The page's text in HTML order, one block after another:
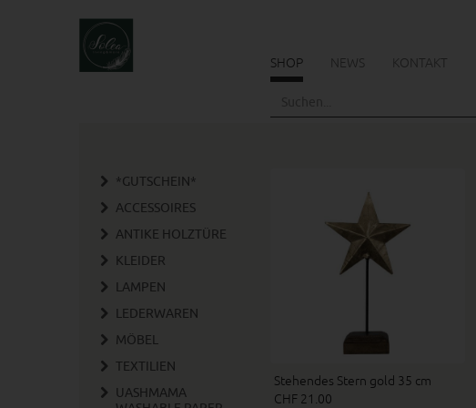
SHOP NEWS KONTAKT
*GUTSCHEIN*
ACCESSOIRES
ANTIKE HOLZTÜRE
KLEIDER
LAMPEN
LEDERWAREN
MÖBEL
TEXTILIEN
UASHMAMA
Stehendes Stern gold 35 cm
CHF 21.00